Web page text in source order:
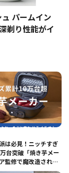
パームイン
剃り性能がイ
は必見！ニッチすぎ
台突破「焼き芋メー
監修で魔改造された
た